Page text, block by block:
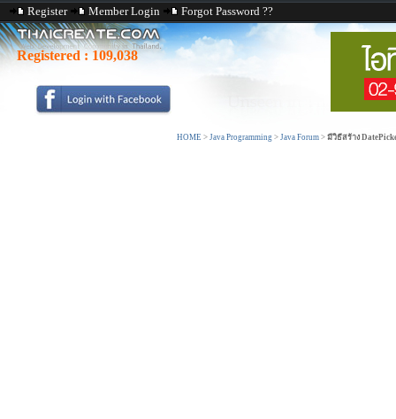
Register Member Login Forgot Password ??
Registered : 109,038
HOME > Java Programming > Java Forum > มีวิธีสร้าง